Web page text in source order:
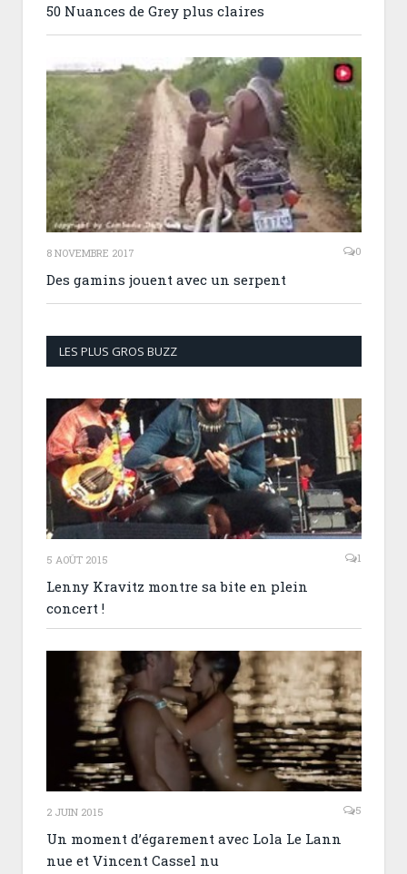
50 Nuances de Grey plus claires
8 NOVEMBRE 2017 0
Des gamins jouent avec un serpent
LES PLUS GROS BUZZ
5 AOÛT 2015 1
Lenny Kravitz montre sa bite en plein
concert !
2 JUIN 2015 5
Un moment d’égarement avec Lola Le Lann
nue et Vincent Cassel nu